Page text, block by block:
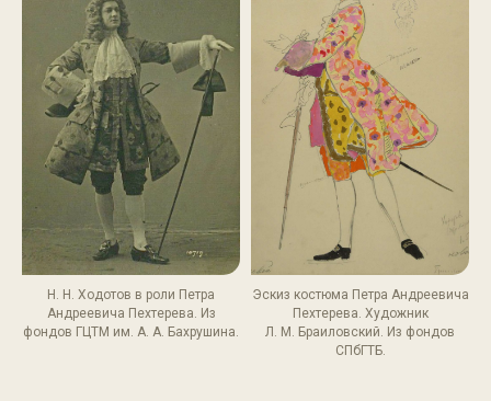
Н. Н. Ходотов в роли Петра
Андреевича Пехтерева. Из
фондов ГЦТМ им. А. А. Бахрушина.
Эскиз костюма Петра Андреевича
Пехтерева. Художник
Л. М. Браиловский. Из фондов
СПбГТБ.